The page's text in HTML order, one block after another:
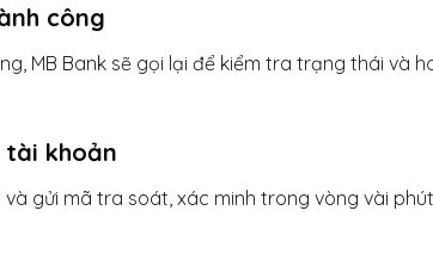
công
MB Bank sẽ gọi lại để kiểm tra trạng thái và
tài khoản
gửi mã tra soát, xác minh trong vòng vài